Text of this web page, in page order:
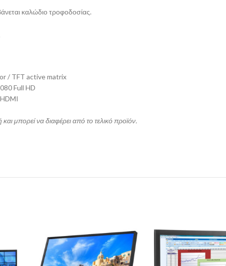
καλώδιο τροφοδοσίας.
/ TFT active matrix
Full HD
και μπορεί να διαφέρει από το τελικό προϊόν.